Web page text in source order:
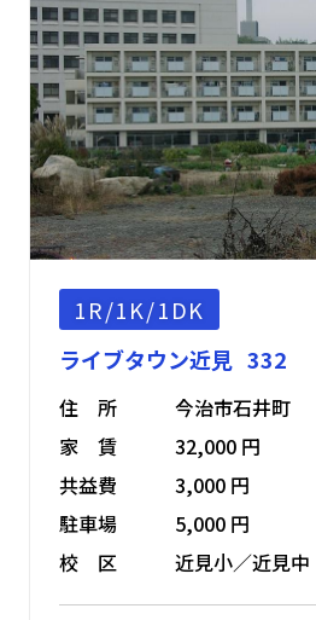
1R/1K/1DK
ライブタウン近見 332
住 所
今治市石井町
家 賃
32,000 円
共益費
3,000 円
駐車場
5,000 円
校 区
近見小／近見中